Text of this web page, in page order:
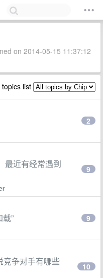
on 2014-05-15 11:37:12
topics list
2
最近有经常遇到
9
” 9
竞争对手有哪些
10